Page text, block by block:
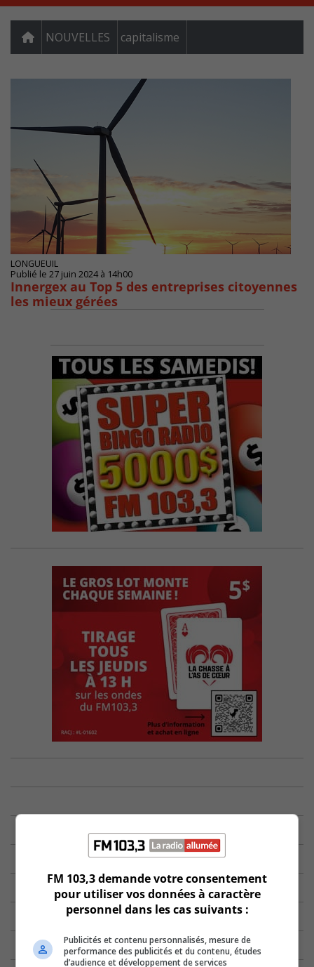
NOUVELLES capitalisme
LONGUEUIL
Publié le 27 juin 2024 à 14h00
Innergex au Top 5 des entreprises citoyennes
les mieux gérées
FM 103,3 demande votre consentement
pour utiliser vos données à caractère
personnel dans les cas suivants :
Publicités et contenu personnalisés, mesure de
performance des publicités et du contenu, études
d’audience et développement de services